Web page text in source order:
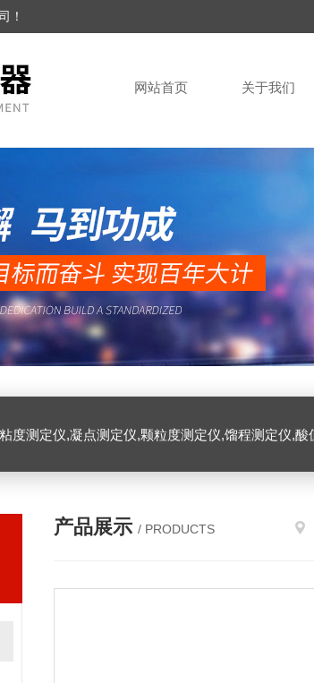
！
网站首页 关于我们
度测定仪,凝点测定仪,颗粒度测定仪,馏程测定仪,酸
产品展示 / PRODUCTS